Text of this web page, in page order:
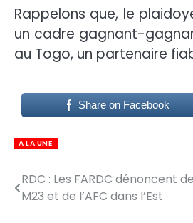
Rappelons que, le
un cadre gagnant-
au Togo, un partenaire
Share on Facebook
A LA UNE
Navigation
RDC : Les FARDC dénoncent
M23 et de l’AFC dans l’Est